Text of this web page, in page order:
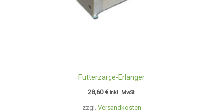
zzgl. Versandkosten
Futterzarge-Erlanger
28,60€ inkl. MwSt.